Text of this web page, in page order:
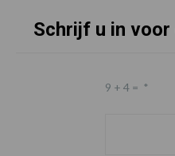
Schrijf u in
9 + 4 = *